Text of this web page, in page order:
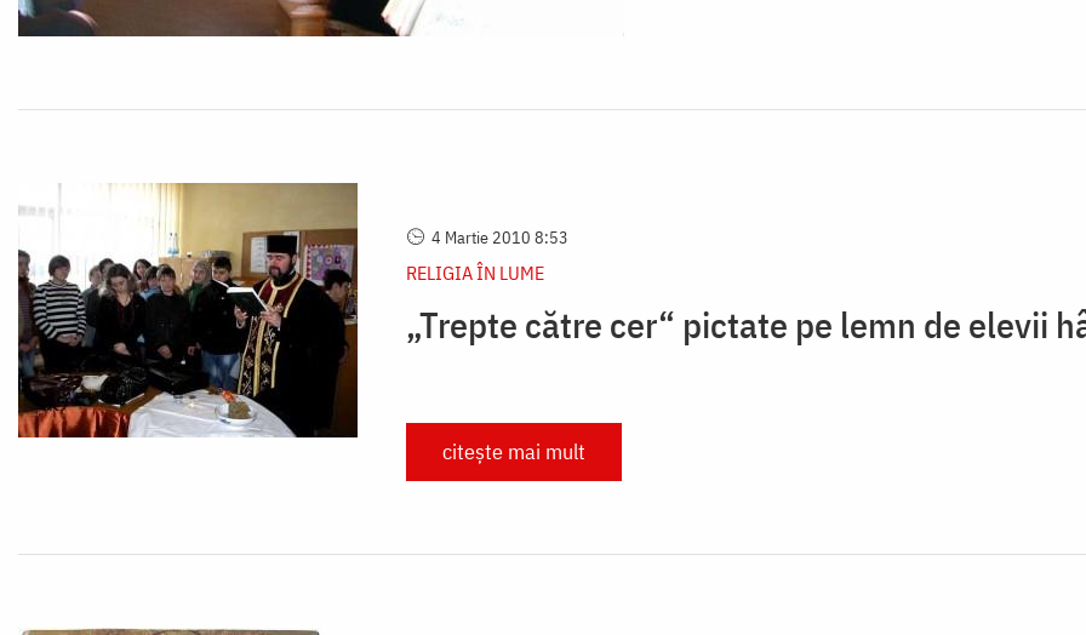
4 Martie 2010 8:53
RELIGIA ÎN LUME
„Trepte către cer“ pictate pe lemn de elevii
citește mai mult